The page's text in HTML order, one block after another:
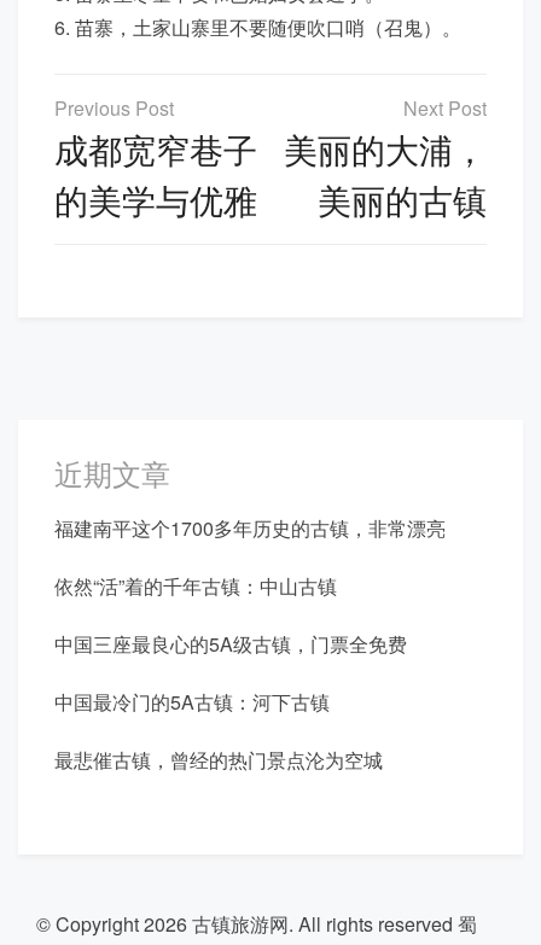
6. 苗寨，土家山寨里不要随便吹口哨（召鬼）。
文
章
导
航
成都宽窄巷子
的美学与优雅
美丽的大浦，
美丽的古镇
近期文章
福建南平这个1700多年历史的古镇，非常漂亮
依然“活”着的千年古镇：中山古镇
中国三座最良心的5A级古镇，门票全免费
中国最冷门的5A古镇：河下古镇
最悲催古镇，曾经的热门景点沦为空城
© Copyright 2026古镇旅游网. All rights reserved 蜀